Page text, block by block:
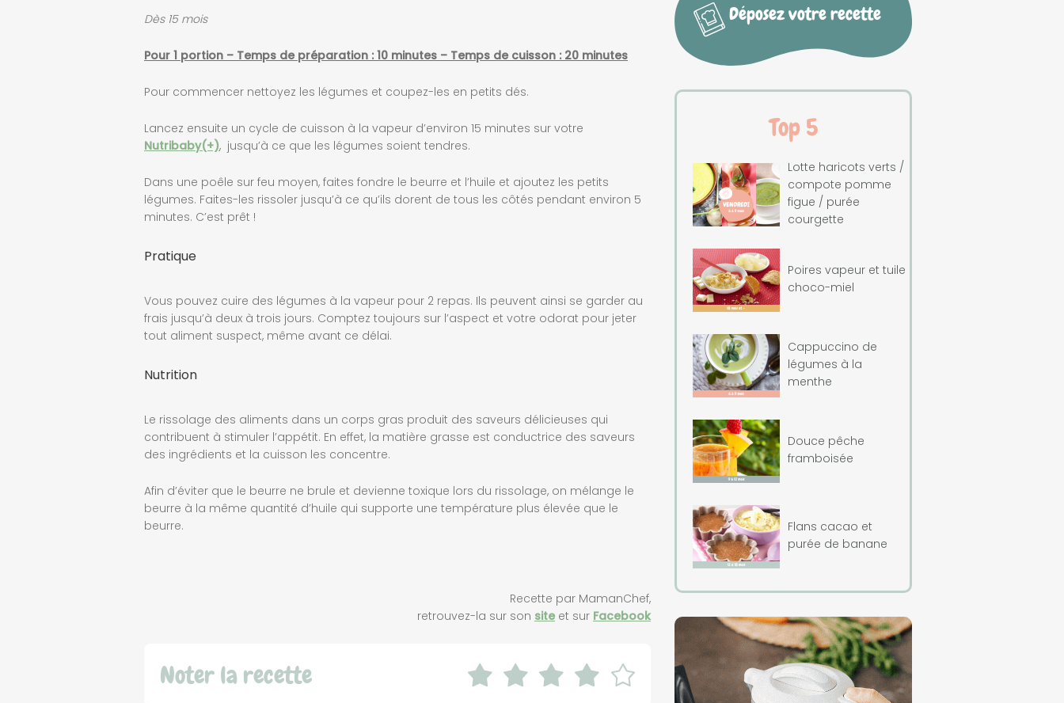
Dès 15 mois
Pour 1 portion – Temps de préparation : 10 minutes – Temps de cuisson : 20 minutes
Pour commencer nettoyez les légumes et coupez-les en petits dés.
Lancez ensuite un cycle de cuisson à la vapeur d’environ 15 minutes sur votre
Nutribaby(+), jusqu’à ce que les légumes soient tendres.
Dans une poêle sur feu moyen, faites fondre le beurre et l’huile et ajoutez les petits
légumes. Faites-les rissoler jusqu’à ce qu’ils dorent de tous les côtés pendant environ 5
minutes. C’est prêt !
Pratique
Vous pouvez cuire des légumes à la vapeur pour 2 repas. Ils peuvent ainsi se garder au
frais jusqu’à deux à trois jours. Comptez toujours sur l’aspect et votre odorat pour jeter
tout aliment suspect, même avant ce délai.
Nutrition
Le rissolage des aliments dans un corps gras produit des saveurs délicieuses qui
contribuent à stimuler l’appétit. En effet, la matière grasse est conductrice des saveurs
des ingrédients et la cuisson les concentre.
Afin d’éviter que le beurre ne brule et devienne toxique lors du rissolage, on mélange le
beurre à la même quantité d’huile qui supporte une température plus élevée que le
beurre.
Recette par MamanChef,
retrouvez-la sur son site et sur Facebook
Noter la recette
Déposez votre recette
Top 5
Lotte haricots verts /
compote pomme
figue / purée
courgette
Poires vapeur et tuile
choco-miel
Cappuccino de
légumes à la
menthe
Douce pêche
framboisée
Flans cacao et
purée de banane